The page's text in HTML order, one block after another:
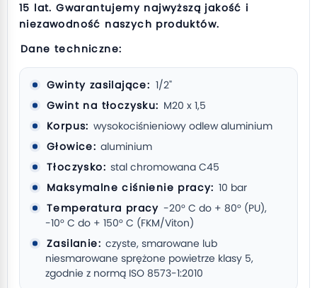
15 lat. Gwarantujemy najwyższą jakość i
niezawodność naszych produktów.
Dane techniczne:
Gwinty zasilające: 1/2"
Gwint na tłoczysku: M20 x 1,5
Korpus: wysokociśnieniowy odlew aluminium
Głowice: aluminium
Tłoczysko: stal chromowana C45
Maksymalne ciśnienie pracy: 10 bar
Temperatura pracy -20° C do + 80° (PU),
-10° C do + 150° C (FKM/Viton)
Zasilanie: czyste, smarowane lub
niesmarowane sprężone powietrze klasy 5,
zgodnie z normą ISO 8573-1:2010